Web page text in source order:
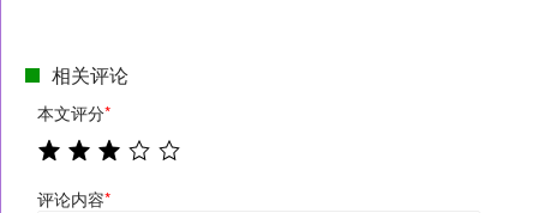
相关评论
本文评分*
评论内容*